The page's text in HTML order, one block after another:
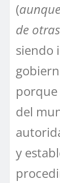
(
de
siendo
del
y